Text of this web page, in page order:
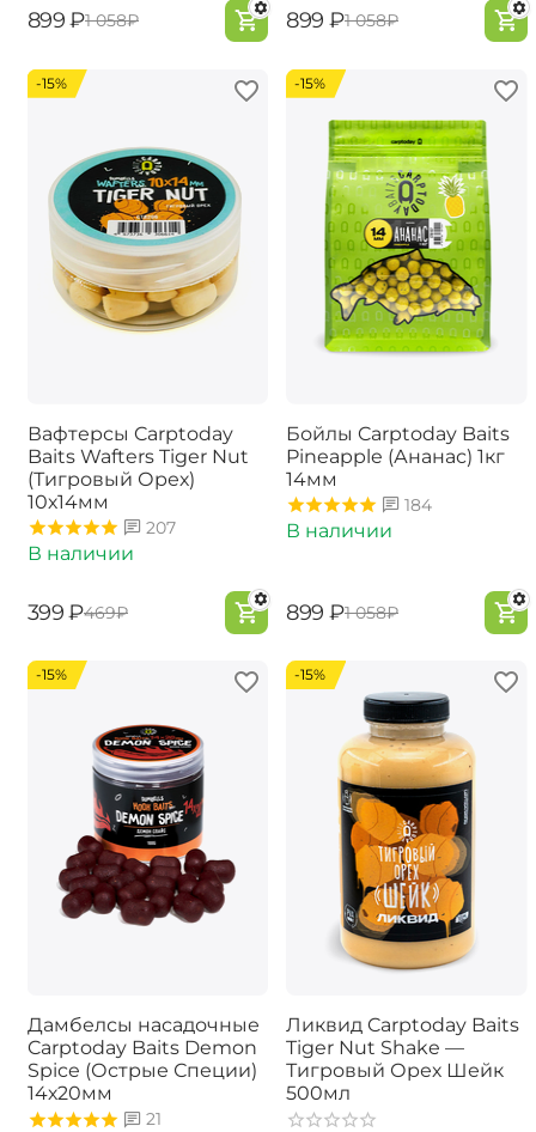
‍899‍ ₽‍1 058‍₽ ‍899‍ ₽‍1 058‍₽
-15%
Вафтерсы Carptoday
Baits Wafters Tiger Nut
(Тигровый Орех)
10х14мм
207
В наличии
‍399‍ ₽‍469‍₽
-15%
Бойлы Carptoday Baits
Pineapple (Ананас) 1кг
14мм
184
В наличии
‍899‍ ₽‍1 058‍₽
-15%
Дамбелсы насадочные
Carptoday Baits Demon
Spice (Острые Специи)
14х20мм
21
-15%
Ликвид Carptoday Baits
Tiger Nut Shake —
Тигровый Орех Шейк
500мл